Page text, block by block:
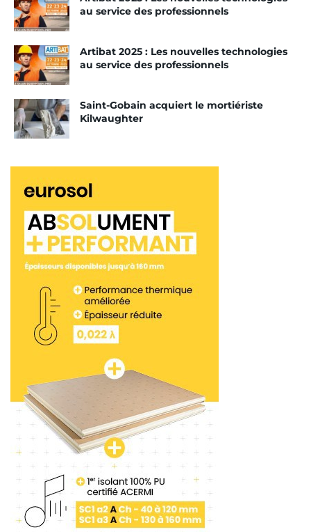
au service des professionnels
Artibat 2025 : Les nouvelles technologies
au service des professionnels
Saint-Gobain acquiert le mortiériste
Kilwaughter